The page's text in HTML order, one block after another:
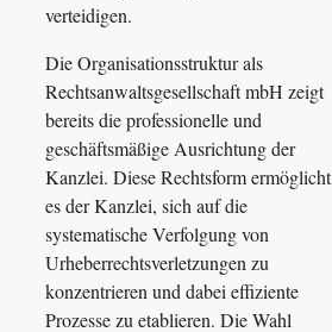
verteidigen.
Die Organisationsstruktur als
Rechtsanwaltsgesellschaft mbH zeigt
bereits die professionelle und
geschäftsmäßige Ausrichtung der
Kanzlei. Diese Rechtsform ermöglicht
es der Kanzlei, sich auf die
systematische Verfolgung von
Urheberrechtsverletzungen zu
konzentrieren und dabei effiziente
Prozesse zu etablieren. Die Wahl